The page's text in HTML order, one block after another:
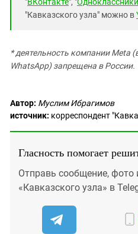
"Кавказского узла" можно в
* деятельность компании Meta
WhatsApp) запрещена в России.
Автор: Муслим Ибрагимов
источник: корреспондент
Гласность помогает
Отправь сообщение, фото
«Кавказского узла» в